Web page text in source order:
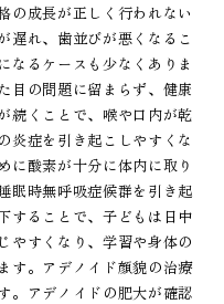
の成長が正しく行われない
遅れ、歯並びが悪くなるこ
なるケースも少なくありま
目の問題に留まらず、健康
続くことで、喉や口内が乾
炎症を引き起こしやすくな
に酸素が十分に体内に取り
眠時無呼吸症候群を引き起
することで、子どもは日中
やすくなり、学習や身体の
す。アデノイド顔貌の治療
。アデノイドの肥大が確認